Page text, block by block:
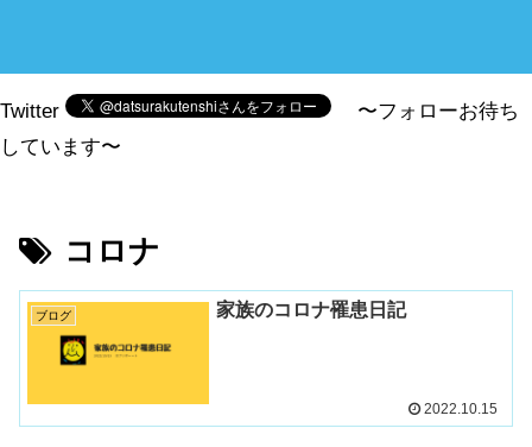
Twitter
〜フォローお待ち
しています〜
コロナ
ブログ 家族のコロナ罹患日記
2022.10.15